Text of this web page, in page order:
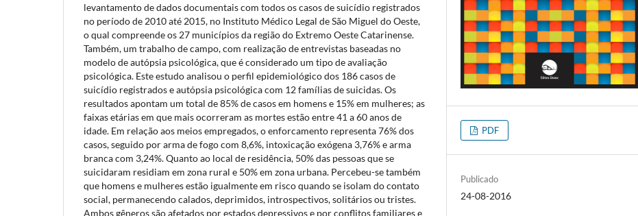
levantamento de dados documentais com todos os casos de suicídio registrados
no período de 2010 até 2015, no Instituto Médico Legal de São Miguel do Oeste,
o qual compreende os 27 municípios da região do Extremo Oeste Catarinense.
Também, um trabalho de campo, com realização de entrevistas baseadas no
modelo de autópsia psicológica, que é considerado um tipo de avaliação
psicológica. Este estudo analisou o perfil epidemiológico dos 186 casos de
suicídio registrados e autópsia psicológica com 12 famílias de suicidas. Os
resultados apontam um total de 85% de casos em homens e 15% em mulheres; as
faixas etárias em que mais ocorreram as mortes estão entre 41 a 60 anos de
idade. Em relação aos meios empregados, o enforcamento representa 76% dos
casos, seguido por arma de fogo com 8,6%, intoxicação exógena 3,76% e arma
branca com 3,24%. Quanto ao local de residência, 50% das pessoas que se
suicidaram residiam em zona rural e 50% em zona urbana. Percebeu-se também
que homens e mulheres estão igualmente em risco quando se isolam do contato
social, permanecendo calados, deprimidos, introspectivos, solitários ou tristes.
Ambos gêneros são afetados por estados depressivos e por conflitos familiares e
PDF
Publicado
24-08-2016